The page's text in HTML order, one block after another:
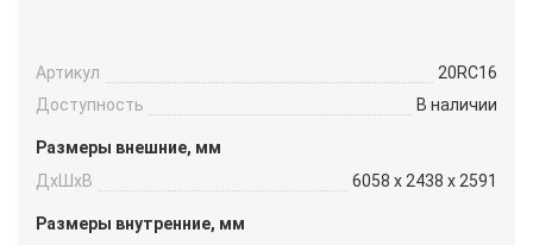
Артикул
20RC16
Доступность
В наличии
Размеры внешние, мм
ДxШxВ
6058 x 2438 x 2591
Размеры внутренние, мм